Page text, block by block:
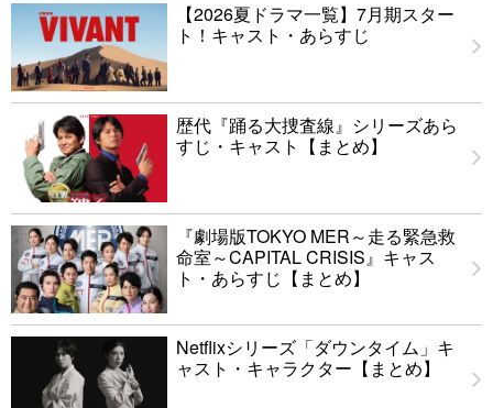
【2026夏ドラマ一覧】7月期スター
ト！キャスト・あらすじ
歴代『踊る大捜査線』シリーズあら
すじ・キャスト【まとめ】
『劇場版TOKYO MER～走る緊急救
命室～CAPITAL CRISIS』キャス
ト・あらすじ【まとめ】
Netflixシリーズ「ダウンタイム」キ
ャスト・キャラクター【まとめ】